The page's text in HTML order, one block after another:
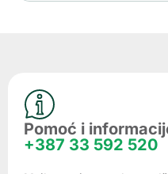
Pomoć i
+387 33 592 520